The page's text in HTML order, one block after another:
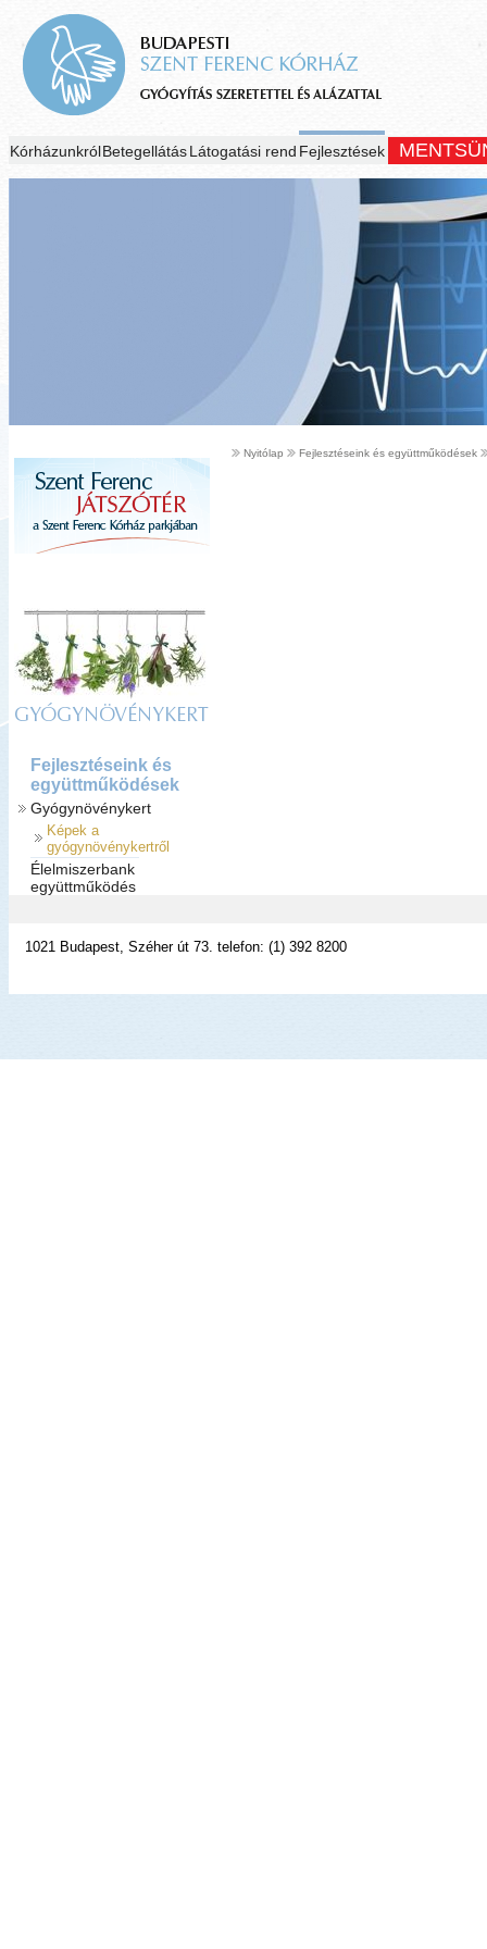
KórházunkrólBetegellátásLátogatási rend Fejlesztések
GYÓGYNÖVÉNYKERT
Fejlesztéseink és
együttműködések
Gyógynövénykert
Képek a
gyógynövénykertről
Élelmiszerbank
együttműködés
Nyitólap Fejlesztéseink és együttműködések
1021 Budapest, Széher út 73. telefon: (1) 392 8200